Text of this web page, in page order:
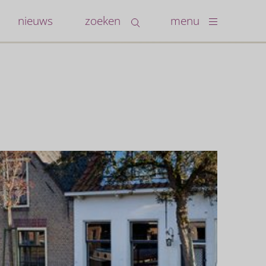
nieuws zoeken menu